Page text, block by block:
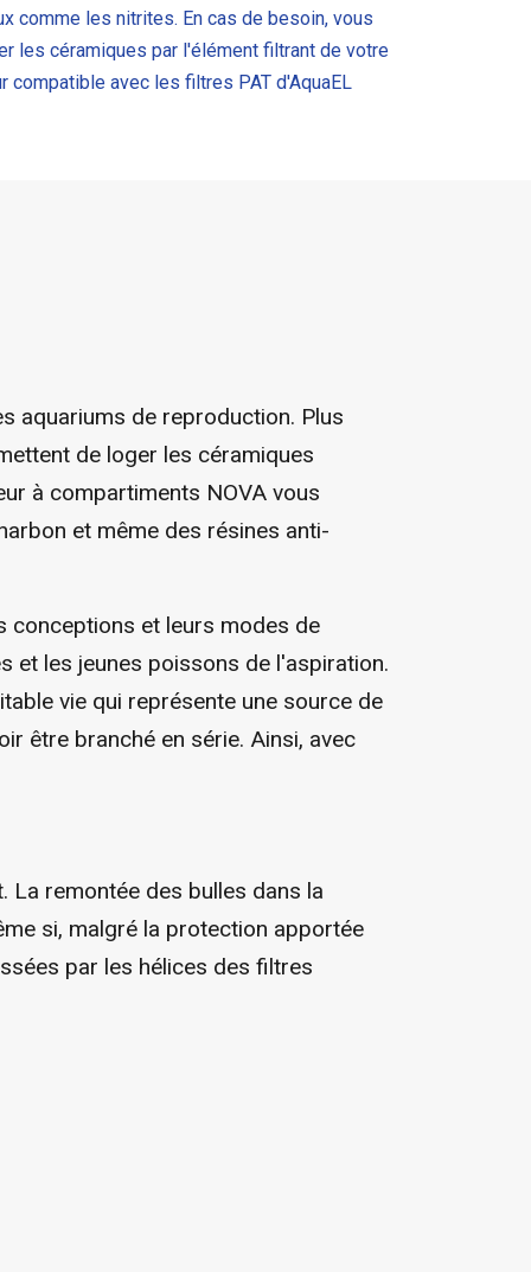
comme les nitrites. En cas de besoin, vous
les céramiques par l'élément filtrant de votre
compatible avec les filtres PAT d'AquaEL
aquariums de reproduction. Plus
de loger les céramiques
à compartiments NOVA vous
et même des résines anti-
conceptions et leurs modes de
et les jeunes poissons de l'aspiration.
vie qui représente une source de
être branché en série. Ainsi, avec
La remontée des bulles dans la
si, malgré la protection apportée
par les hélices des filtres